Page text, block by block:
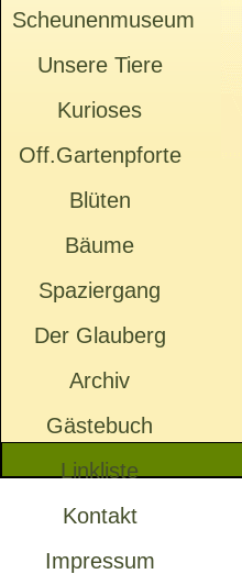
Scheunenmuseum
Unsere Tiere
Kurioses
Off.Gartenpforte
Blüten
Bäume
Spaziergang
Der Glauberg
Archiv
Gästebuch
Linkliste
Kontakt
Impressum